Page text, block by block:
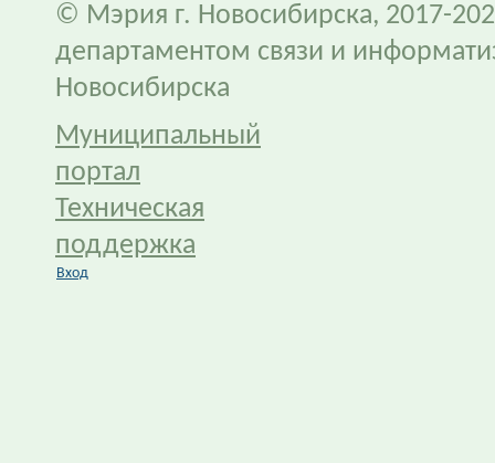
© Мэрия г. Новосибирска, 2017-
департаментом связи и
Новосибирска
Муниципальный
портал
Техническая
поддержка
Вход